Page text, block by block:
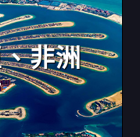
非洲